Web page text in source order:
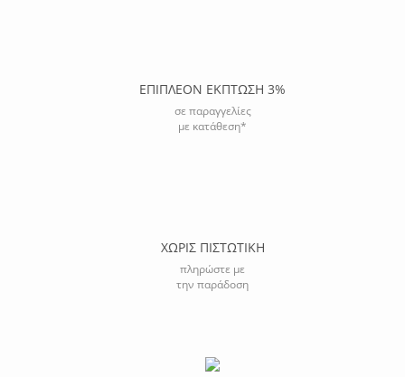
ΕΠΙΠΛΕΟΝ ΕΚΠΤΩΣΗ 3%
σε παραγγελίες
με κατάθεση*
ΧΩΡΙΣ ΠΙΣΤΩΤΙΚΗ
πληρώστε με
την παράδοση